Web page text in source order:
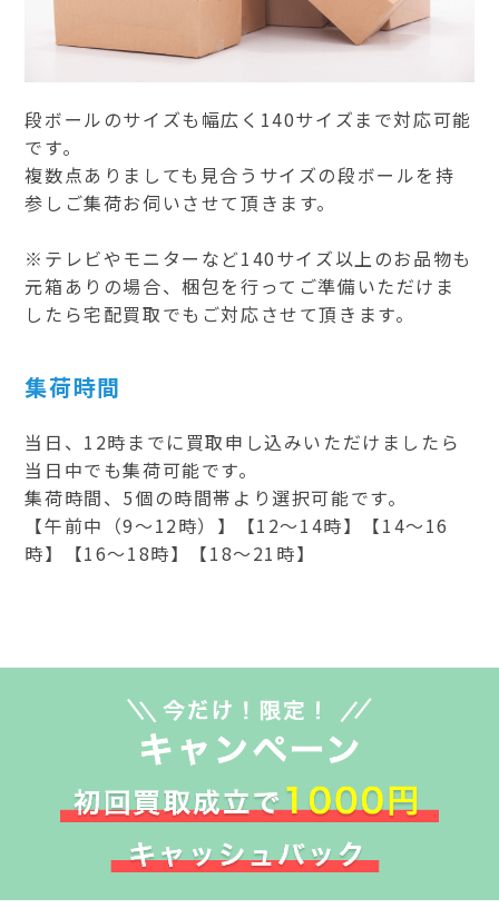
段ボールのサイズも幅広く140サイズまで対応可能
です。
複数点ありましても見合うサイズの段ボールを持
参しご集荷お伺いさせて頂きます。
※テレビやモニターなど140サイズ以上のお品物も
元箱ありの場合、梱包を行ってご準備いただけま
したら宅配買取でもご対応させて頂きます。
集荷時間
当日、12時までに買取申し込みいただけましたら
当日中でも集荷可能です。
集荷時間、5個の時間帯より選択可能です。
【午前中（9～12時）】【12～14時】【14～16
時】【16～18時】【18～21時】